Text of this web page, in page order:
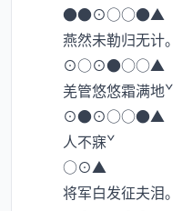
●●⊙○○●▲
燕然未勒归无计。
⊙○⊙●○○▲
羌管悠悠霜满地ˇ
⊙●⊙○○●▲
人不寐ˇ
○⊙▲
将军白发征夫泪。